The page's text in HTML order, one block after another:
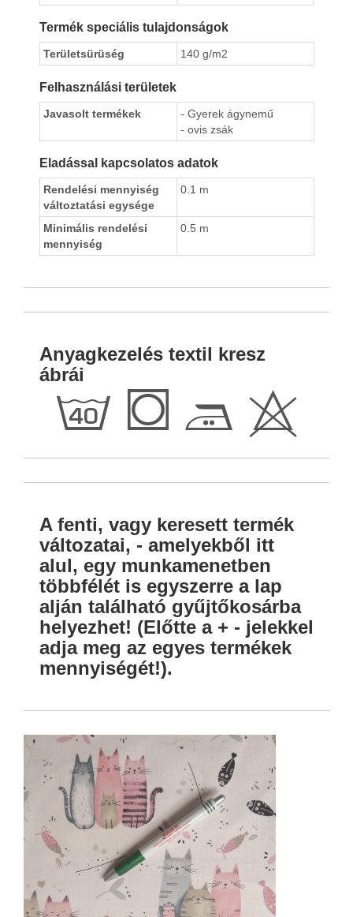
Termék speciális tulajdonságok
Területsürüség 140 g/m2
Felhasználási területek
Javasolt termékek
- Gyerek ágynemű
- ovis zsák
Eladással kapcsolatos adatok
Rendelési mennyiség
változtatási egysége
0.1 m
Minimális rendelési
mennyiség
0.5 m
Anyagkezelés textil kresz
ábrái
h Q E H
A fenti, vagy keresett termék
változatai, - amelyekből itt
alul, egy munkamenetben
többfélét is egyszerre a lap
alján található gyűjtőkosárba
helyezhet! (Előtte a + - jelekkel
adja meg az egyes termékek
mennyiségét!).